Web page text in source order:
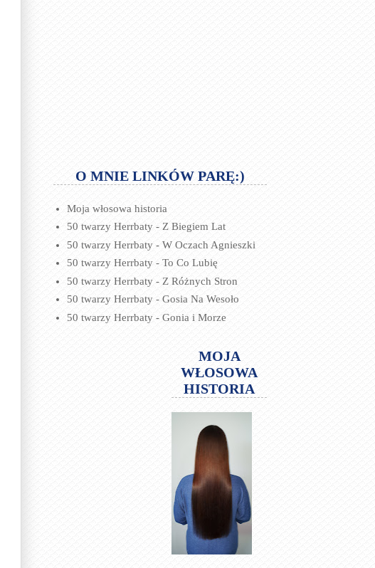
O MNIE LINKÓW PARĘ:)
Moja włosowa historia
50 twarzy Herrbaty - Z Biegiem Lat
50 twarzy Herrbaty - W Oczach Agnieszki
50 twarzy Herrbaty - To Co Lubię
50 twarzy Herrbaty - Z Różnych Stron
50 twarzy Herrbaty - Gosia Na Wesoło
50 twarzy Herrbaty - Gonia i Morze
MOJA
WŁOSOWA
HISTORIA